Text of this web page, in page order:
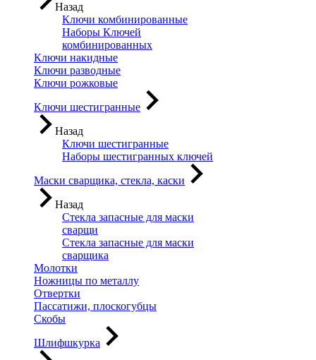
Назад
Ключи комбинированные
Наборы Ключей
комбинированных
Ключи накидные
Ключи разводные
Ключи рожковые
Ключи шестигранные
Назад
Ключи шестигранные
Наборы шестигранных ключей
Маски сварщика, стекла, каски
Назад
Стекла запасные для маски
сварщи
Стекла запасные для маски
сварщика
Молотки
Ножницы по металлу
Отвертки
Пассатижи, плоскогубцы
Скобы
Шлифшкурка